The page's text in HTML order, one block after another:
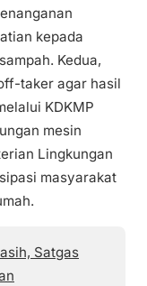
kepada
Kedua,
taker agar hasil
KDKMP
mesin
Lingkungan
masyarakat
Satgas